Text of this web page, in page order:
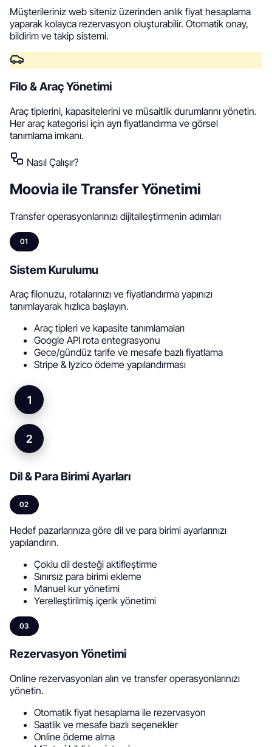
Müşterileriniz web siteniz üzerinden anlık fiyat hesaplama
yaparak kolayca rezervasyon oluşturabilir. Otomatik onay,
bildirim ve takip sistemi.
Filo & Araç Yönetimi
Araç tiplerini, kapasitelerini ve müsaitlik durumlarını yönetin.
Her araç kategorisi için ayrı fiyatlandırma ve görsel
tanımlama imkanı.
Nasıl Çalışır?
Moovia ile Transfer Yönetimi
Transfer operasyonlarınızı dijitalleştirmenin adımları
01
Sistem Kurulumu
Araç filonuzu, rotalarınızı ve fiyatlandırma yapınızı
tanımlayarak hızlıca başlayın.
Araç tipleri ve kapasite tanımlamaları
Google API rota entegrasyonu
Gece/gündüz tarife ve mesafe bazlı fiyatlama
Stripe & Iyzico ödeme yapılandırması
1
2
Dil & Para Birimi Ayarları
02
Hedef pazarlarınıza göre dil ve para birimi ayarlarınızı
yapılandırın.
Çoklu dil desteği aktifleştirme
Sınırsız para birimi ekleme
Manuel kur yönetimi
Yerelleştirilmiş içerik yönetimi
03
Rezervasyon Yönetimi
Online rezervasyonları alın ve transfer operasyonlarınızı
yönetin.
Otomatik fiyat hesaplama ile rezervasyon
Saatlik ve mesafe bazlı seçenekler
Online ödeme alma